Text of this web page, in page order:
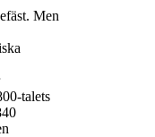
Men
talets